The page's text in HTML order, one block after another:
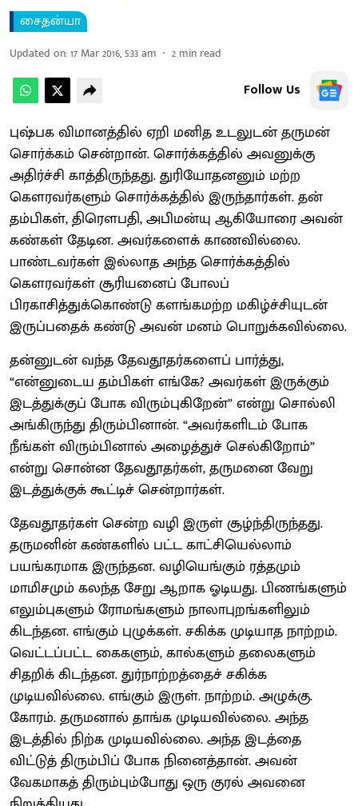
சைதன்யா
Updated on:17 Mar 2016, 5:33 am 2 min read
Follow Us
புஷ்பக விமானத்தில் ஏறி மனித உடலுடன் தருமன்
சொர்க்கம் சென்றான். சொர்க்கத்தில் அவனுக்கு
அதிர்ச்சி காத்திருந்தது. துரியோதனனும் மற்ற
கெளரவர்களும் சொர்க்கத்தில் இருந்தார்கள். தன்
தம்பிகள், திரௌபதி, அபிமன்யு ஆகியோரை அவன்
கண்கள் தேடின. அவர்களைக் காணவில்லை.
பாண்டவர்கள் இல்லாத அந்த சொர்க்கத்தில்
கெளரவர்கள் சூரியனைப் போலப்
பிரகாசித்துக்கொண்டு களங்கமற்ற மகிழ்ச்சியுடன்
இருப்பதைக் கண்டு அவன் மனம் பொறுக்கவில்லை.
தன்னுடன் வந்த தேவதூதர்களைப் பார்த்து,
“என்னுடைய தம்பிகள் எங்கே? அவர்கள் இருக்கும்
இடத்துக்குப் போக விரும்புகிறேன்” என்று சொல்லி
அங்கிருந்து திரும்பினான். “அவர்களிடம் போக
நீங்கள் விரும்பினால் அழைத்துச் செல்கிறோம்”
என்று சொன்ன தேவதூதர்கள், தருமனை வேறு
இடத்துக்குக் கூட்டிச் சென்றார்கள்.
தேவதூதர்கள் சென்ற வழி இருள் சூழ்ந்திருந்தது.
தருமனின் கண்களில் பட்ட காட்சியெல்லாம்
பயங்கரமாக இருந்தன. வழியெங்கும் ரத்தமும்
மாமிசமும் கலந்த சேறு ஆறாக ஓடியது. பிணங்களும்
எலும்புகளும் ரோமங்களும் நாலாபுறங்களிலும்
கிடந்தன. எங்கும் புழுக்கள். சகிக்க முடியாத நாற்றம்.
வெட்டப்பட்ட கைகளும், கால்களும் தலைகளும்
சிதறிக் கிடந்தன. துர்நாற்றத்தைச் சகிக்க
முடியவில்லை. எங்கும் இருள். நாற்றம். அழுக்கு.
கோரம். தருமனால் தாங்க முடியவில்லை. அந்த
இடத்தில் நிற்க முடியவில்லை. அந்த இடத்தை
விட்டுத் திரும்பிப் போக நினைத்தான். அவன்
வேகமாகத் திரும்பும்போது ஒரு குரல் அவனை